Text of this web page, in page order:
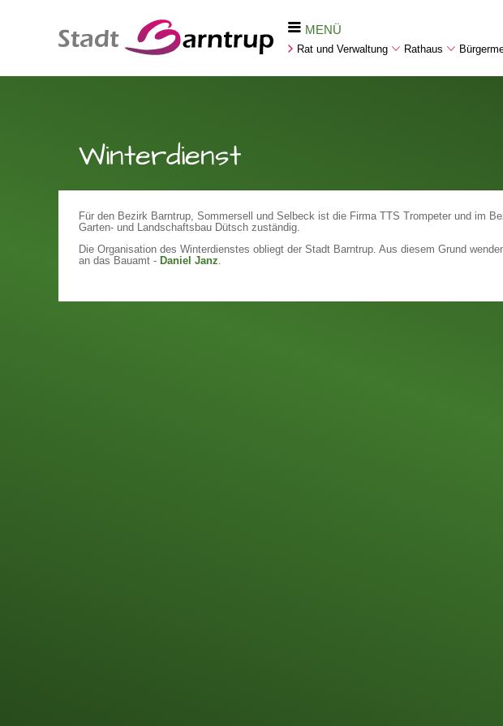
MENÜ
Rat und Verwaltung Rathaus
Winterdienst
Für den Bezirk Barntrup, Sommersell und Selbeck ist die Firma TTS Trompeter und im
Garten- und Landschaftsbau Dütsch zuständig.
Die Organisation des Winterdienstes obliegt der Stadt Barntrup. Aus diesem Grund
an das Bauamt - Daniel Janz